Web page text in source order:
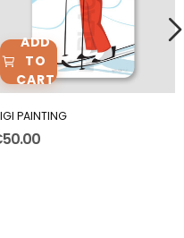
ADD
TO
CART
PAINTING